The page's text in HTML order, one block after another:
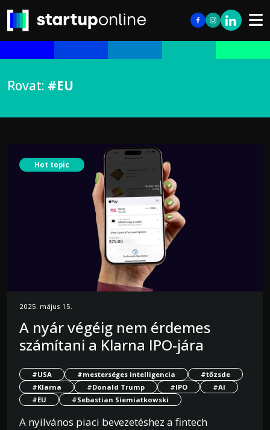
Rovat: #EU
Hot topic
2025. május 15.
A nyár végéig nem érdemes
számítani a Klarna IPO-jára
#USA #mesterséges intelligencia
#tőzsde
#Klarna
#Donald Trump #IPO
#AI
#EU
#Sebastian Siemiatkowski
A nyilvános piaci bevezetéshez a fintech